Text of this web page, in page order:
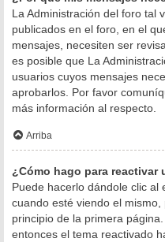
La Administración del foro tal
publicados en el foro, en el
mensajes, necesiten ser
es posible que La
usuarios cuyos mensajes
aprobarlos. Por favor
más información al respecto.
Arriba
¿Cómo hago para reactivar
Puede hacerlo dándole clic al
cuando esté viendo el
principio de la primera
entonces el tema reactivado